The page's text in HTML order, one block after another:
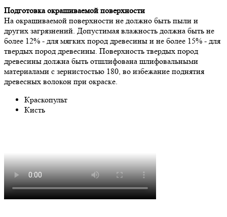
Подготовка окрашиваемой поверхности
На окрашиваемой поверхности не должно быть пыли и
других загрязнений. Допустимая влажность должна быть не
более 12% - для мягких пород древесины и не более 15% - для
твердых пород древесины. Поверхность твердых пород
древесины должна быть отшлифована шлифовальными
материалами с зернистостью 180, во избежание поднятия
древесных волокон при окраске.
Краскопульт
Кисть